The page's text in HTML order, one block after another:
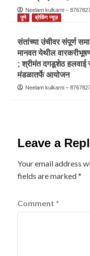
Neelam kulkarni –
पुणे
ब्रेकिंग न्यूज़
संतांच्या उंचीवर संपूर्ण
मानवत येथील
; श्रीमंत दगडूशेठ हलवाई
मंडळातर्फे आयोजन
Neelam kulkarni –
Leave a
Your email address
fields are marked*
Comment *